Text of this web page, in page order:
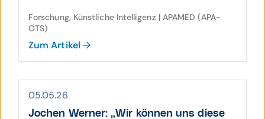
Forschung, Künstliche Intelligenz | APAMED (APA-
OTS)
Zum Artikel
05.05.26
Jochen Werner: „Wir können uns diese